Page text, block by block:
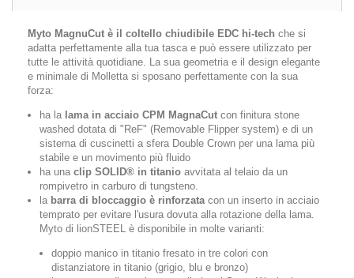
Myto MagnuCut è il coltello chiudibile EDC hi-tech che si
adatta perfettamente alla tua tasca e può essere utilizzato per
tutte le attività quotidiane. La sua geometria e il design elegante
e minimale di Molletta si sposano perfettamente con la sua
forza:
ha la lama in acciaio CPM MagnaCut con finitura stone
washed dotata di "ReF" (Removable Flipper system) e di un
sistema di cuscinetti a sfera Double Crown per una lama più
stabile e un movimento più fluido
ha una clip SOLID® in titanio avvitata al telaio da un
rompivetro in carburo di tungsteno.
la barra di bloccaggio è rinforzatacon un inserto in acciaio
temprato per evitare l'usura dovuta alla rotazione della lama.
Myto di lionSTEEL è disponibile in molte varianti:
doppio manico in titanio fresato in tre colori con
distanziatore in titanio (grigio, blu e bronzo)